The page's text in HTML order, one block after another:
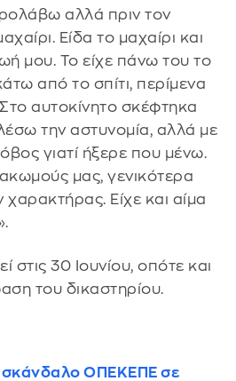
αλλά πριν τον
Είδα το μαχαίρι και
μου. Το είχε πάνω του το
από το σπίτι, περίμενα
αυτοκίνητο σκέφτηκα
την αστυνομία, αλλά με
γιατί ήξερε που μένω.
μας, γενικότερα
Είχε και αίμα
στις 30 Ιουνίου, οπότε και
του δικαστηρίου.
σκάνδαλο ΟΠΕΚΕΠΕ σε